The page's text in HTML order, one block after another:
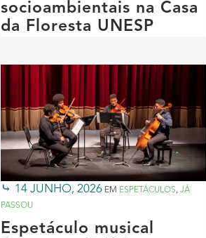
socioambientais na Casa
da Floresta UNESP
14 JUNHO, 2026 EM ESPETÁCULOS, JÁ
PASSOU
Espetáculo musical